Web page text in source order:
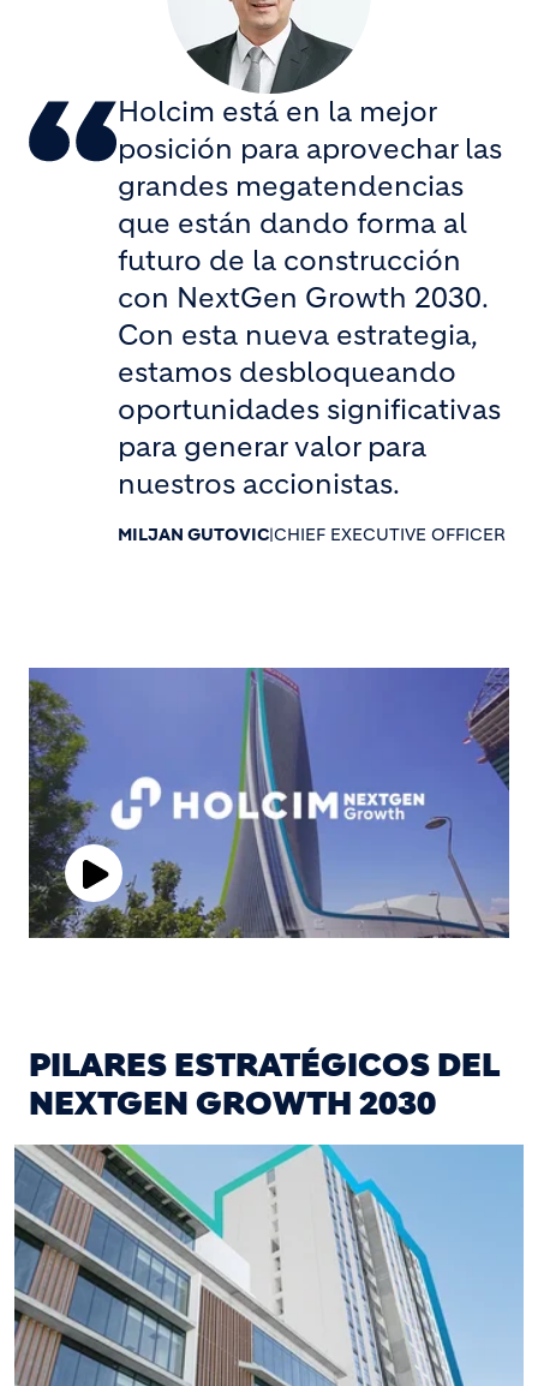
Holcim está en la mejor
posición para aprovechar las
grandes megatendencias
que están dando forma al
futuro de la construcción
con NextGen Growth 2030.
Con esta nueva estrategia,
estamos desbloqueando
oportunidades significativas
para generar valor para
nuestros accionistas.
MILJAN GUTOVIC|CHIEF EXECUTIVE OFFICER
Play
PILARES ESTRATÉGICOS DEL
NEXTGEN GROWTH 2030